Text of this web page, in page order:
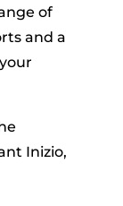
of
and a
Inizio,